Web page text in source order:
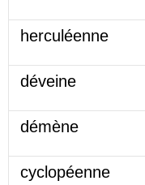
herculéenne
déveine
démène
cyclopéenne